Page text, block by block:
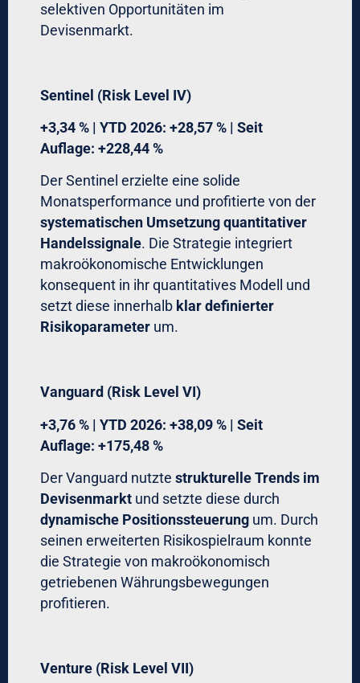
selektiven Opportunitäten im
Devisenmarkt.
Sentinel (Risk Level IV)
+3,34 % | YTD 2026: +28,57 % | Seit
Auflage: +228,44 %
Der Sentinel erzielte eine solide
Monatsperformance und profitierte von der
systematischen Umsetzung quantitativer
Handelssignale. Die Strategie integriert
makroökonomische Entwicklungen
konsequent in ihr quantitatives Modell und
setzt diese innerhalb klar definierter
Risikoparameter um.
Vanguard (Risk Level VI)
+3,76 % | YTD 2026: +38,09 % | Seit
Auflage: +175,48 %
Der Vanguard nutzte strukturelle Trends im
Devisenmarkt und setzte diese durch
dynamische Positionssteuerung um. Durch
seinen erweiterten Risikospielraum konnte
die Strategie von makroökonomisch
getriebenen Währungsbewegungen
profitieren.
Venture (Risk Level VII)